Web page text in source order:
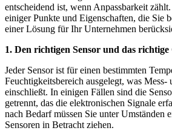
entscheidend ist, wenn Anpassbarkeit
einiger Punkte und Eigenschaften, die Sie
einer Lösung für Ihr Unternehmen
1. Den richtigen Sensor und das richtige
Jeder Sensor ist für einen bestimmten
Feuchtigkeitsbereich ausgelegt, was Mess-
einschließt. In einigen Fällen sind die
getrennt, das die elektronischen Signale
nach Bedarf müssen Sie unter Umständen
Sensoren in Betracht ziehen.